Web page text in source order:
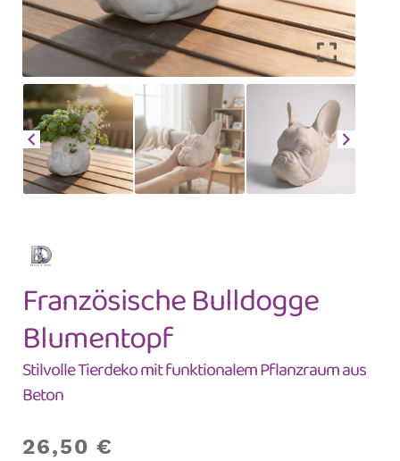
Französische Bulldogge
Blumentopf
Stilvolle Tierdeko mit funktionalem Pflanzraum aus
Beton
26,50€